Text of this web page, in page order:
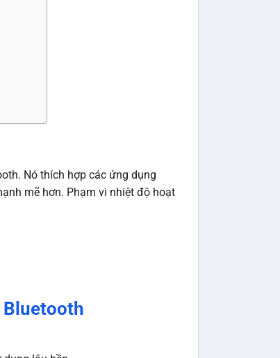
Nó thích hợp các ứng dụng
mẽ hơn. Phạm vi nhiệt độ hoạt
Bluetooth